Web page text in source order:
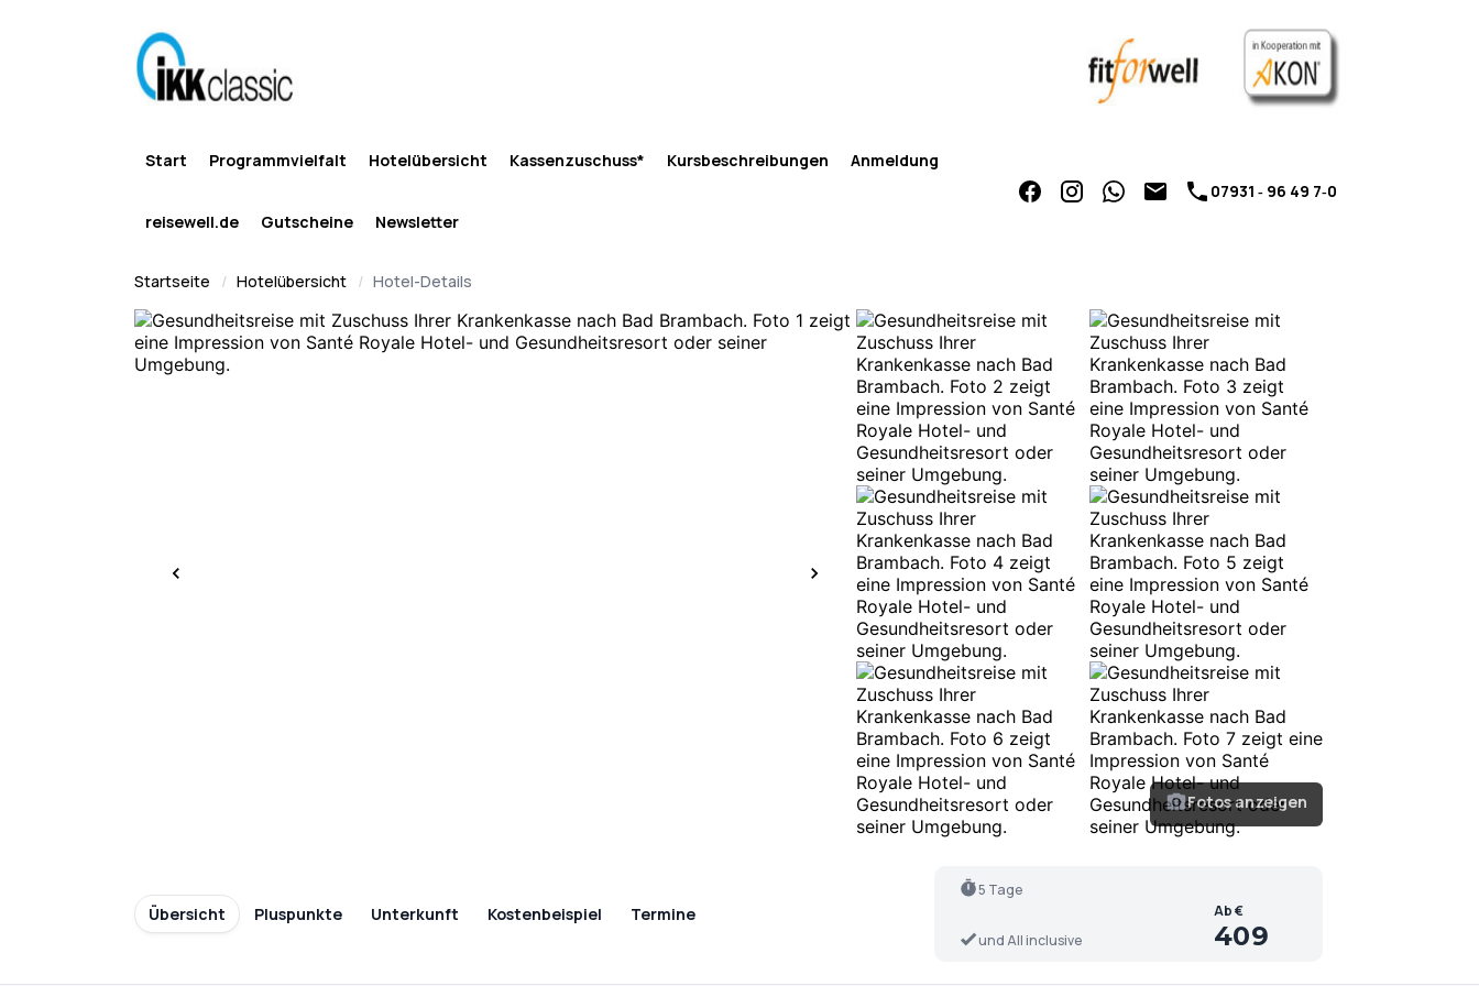
Start Programmvielfalt Hotelübersicht Kassenzuschuss* Kursbeschreibungen Anmeldung
reisewell.de Gutscheine Newsletter
07931 ‑ 96 49 7‑0
Startseite Hotelübersicht Hotel-Details
Fotos anzeigen
Übersicht Pluspunkte Unterkunft Kostenbeispiel Termine
5 Tage
und All inclusive
Ab €
409